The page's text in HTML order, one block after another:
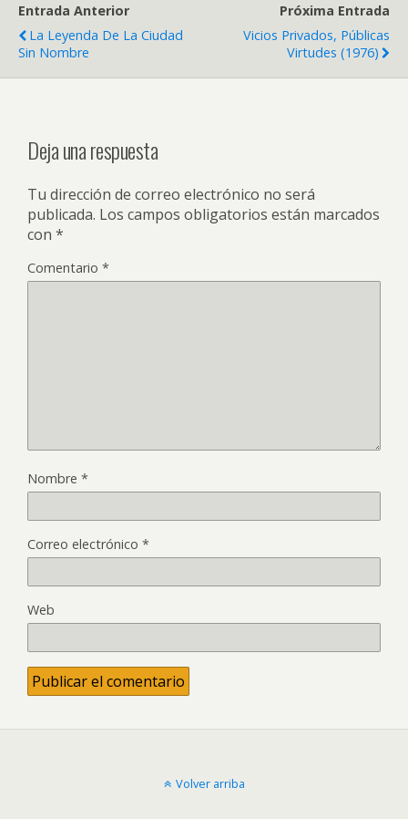
Entrada Anterior
La Leyenda De La Ciudad
Sin Nombre
Próxima Entrada
Vicios Privados, Públicas
Virtudes (1976)
Deja una respuesta
Tu dirección de correo electrónico no será
publicada. Los campos obligatorios están marcados
con *
Comentario *
Nombre *
Correo electrónico *
Web
Volver arriba